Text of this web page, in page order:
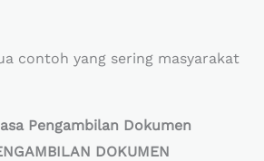
contoh yang sering masyarakat
Pengambilan Dokumen
DOKUMEN